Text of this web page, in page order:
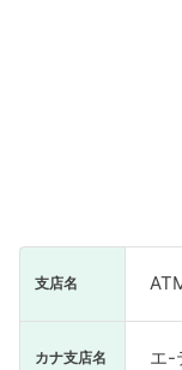
支店名
カナ支店名 エ-